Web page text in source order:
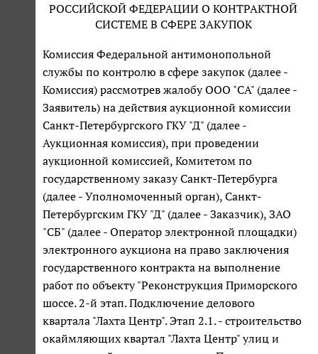
РОССИЙСКОЙ ФЕДЕРАЦИИ О КОНТРАКТНОЙ
СИСТЕМЕ В СФЕРЕ ЗАКУПОК
Комиссия Федеральной антимонопольной
службы по контролю в сфере закупок (далее -
Комиссия) рассмотрев жалобу ООО "СА" (далее -
Заявитель) на действия аукционной комиссии
Санкт-Петербургского ГКУ "Д" (далее -
Аукционная комиссия), при проведении
аукционной комиссией, Комитетом по
государственному заказу Санкт-Петербурга
(далее - Уполномоченный орган), Санкт-
Петербургским ГКУ "Д" (далее - Заказчик), ЗАО
"СБ" (далее - Оператор электронной площадки)
электронного аукциона на право заключения
государственного контракта на выполнение
работ по объекту "Реконструкция Приморского
шоссе. 2-й этап. Подключение делового
квартала "Лахта Центр". Этап 2.1. - строительство
окаймляющих квартал "Лахта Центр" улиц и